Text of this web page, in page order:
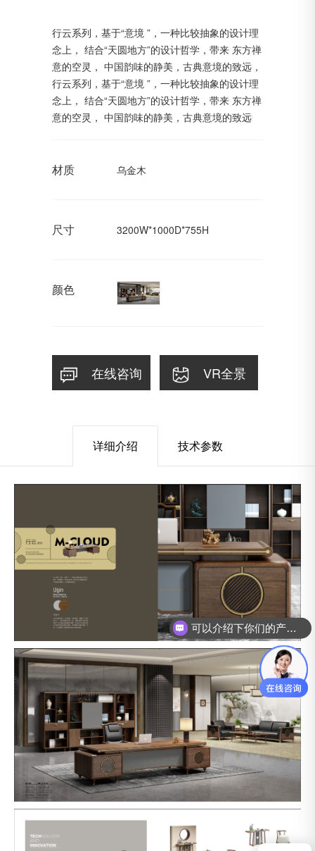
行云系列，基于“意境 ”，一种比较抽象的设计理
念上， 结合“天圆地方”的设计哲学，带来 东方禅
意的空灵， 中国韵味的静美，古典意境的致远，
行云系列，基于“意境 ”，一种比较抽象的设计理
念上， 结合“天圆地方”的设计哲学，带来 东方禅
意的空灵， 中国韵味的静美，古典意境的致远
材质 乌金木
尺寸 3200W*1000D*755H
颜色
在线咨询 VR全景
详细介绍 技术参数
可以介绍下你们的产品么？